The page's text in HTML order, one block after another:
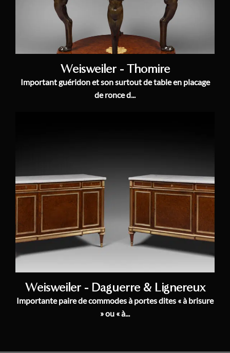
Weisweiler - Thomire
Important guéridon et son surtout de table en placage
de ronce d...
Weisweiler - Daguerre & Lignereux
Importante paire de commodes à portes dites « à brisure
» ou « à...